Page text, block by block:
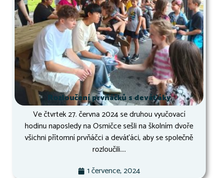
Rozloučení prvňáčků s deváťáky
Ve čtvrtek 27. června 2024 se druhou vyučovací
hodinu naposledy na Osmičce sešli na školním dvoře
všichni přítomní prvňáčci a deváťáci, aby se společně
rozloučili....
1 července, 2024